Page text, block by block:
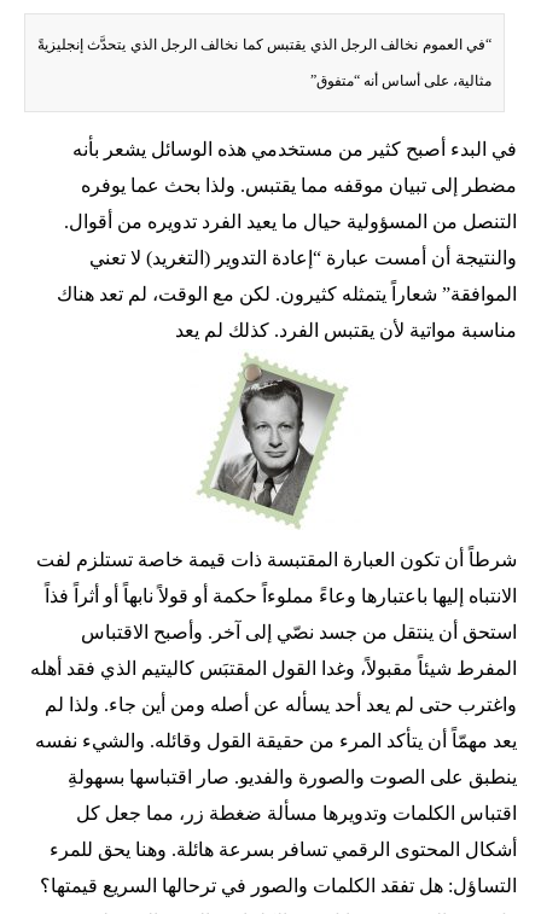
“في العموم نخالف الرجل الذي يقتبس كما نخالف الرجل الذي يتحدَّث إنجليزيةً
مثالية، على أساس أنه “متفوق”
في البدء أصبح كثير من مستخدمي هذه الوسائل يشعر بأنه
مضطر إلى تبيان موقفه مما يقتبس. ولذا بحث عما يوفره
التنصل من المسؤولية حيال ما يعيد الفرد تدويره من أقوال.
والنتيجة أن أمست عبارة “إعادة التدوير (التغريد) لا تعني
الموافقة” شعاراً يتمثله كثيرون. لكن مع الوقت، لم تعد هناك
مناسبة مواتية لأن يقتبس الفرد. كذلك لم يعد
شرطاً أن تكون العبارة المقتبسة ذات قيمة خاصة تستلزم لفت
الانتباه إليها باعتبارها وعاءً مملوءاً حكمة أو قولاً نابهاً أو أثراً فذاً
استحق أن ينتقل من جسد نصّي إلى آخر. وأصبح الاقتباس
المفرط شيئاً مقبولاً، وغدا القول المقتبَس كاليتيم الذي فقد أهله
واغترب حتى لم يعد أحد يسأله عن أصله ومن أين جاء. ولذا لم
يعد مهمّاً أن يتأكد المرء من حقيقة القول وقائله. والشيء نفسه
ينطبق على الصوت والصورة والفديو. صار اقتباسها بسهولةِ
اقتباس الكلمات وتدويرها مسألة ضغطة زر، مما جعل كل
أشكال المحتوى الرقمي تسافر بسرعة هائلة. وهنا يحق للمرء
التساؤل: هل تفقد الكلمات والصور في ترحالها السريع قيمتها؟